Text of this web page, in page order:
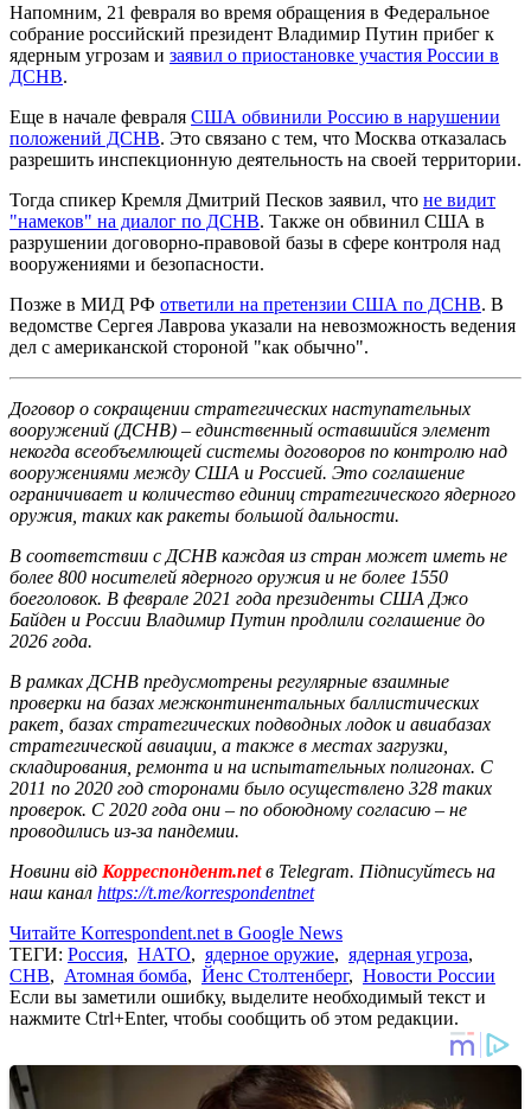
Напомним, 21 февраля во время обращения в Федеральное
собрание российский президент Владимир Путин прибег к
ядерным угрозам и заявил о приостановке участия России в
ДСНВ.
Еще в начале февраля США обвинили Россию в нарушении
положений ДСНВ. Это связано с тем, что Москва отказалась
разрешить инспекционную деятельность на своей территории.
Тогда спикер Кремля Дмитрий Песков заявил, что не видит
"намеков" на диалог по ДСНВ. Также он обвинил США в
разрушении договорно-правовой базы в сфере контроля над
вооружениями и безопасности.
Позже в МИД РФ ответили на претензии США по ДСНВ. В
ведомстве Сергея Лаврова указали на невозможность ведения
дел с американской стороной "как обычно".
Договор о сокращении стратегических наступательных
вооружений (ДСНВ) – единственный оставшийся элемент
некогда всеобъемлющей системы договоров по контролю над
вооружениями между США и Россией. Это соглашение
ограничивает и количество единиц стратегического ядерного
оружия, таких как ракеты большой дальности.
В соответствии с ДСНВ каждая из стран может иметь не
более 800 носителей ядерного оружия и не более 1550
боеголовок. В феврале 2021 года президенты США Джо
Байден и России Владимир Путин продлили соглашение до
2026 года.
В рамках ДСНВ предусмотрены регулярные взаимные
проверки на базах межконтинентальных баллистических
ракет, базах стратегических подводных лодок и авиабазах
стратегической авиации, а также в местах загрузки,
складирования, ремонта и на испытательных полигонах. С
2011 по 2020 год сторонами было осуществлено 328 таких
проверок. С 2020 года они – по обоюдному согласию – не
проводились из-за пандемии.
Новини від Корреспондент.netв Telegram. Підписуйтесь на
наш канал https://t.me/korrespondentnet
Читайте Korrespondent.net в Google News
ТЕГИ: Россия, НАТО, ядерное оружие, ядерная угроза,
СНВ, Атомная бомба, Йенс Столтенберг, Новости России
Если вы заметили ошибку, выделите необходимый текст и
нажмите Ctrl+Enter, чтобы сообщить об этом редакции.